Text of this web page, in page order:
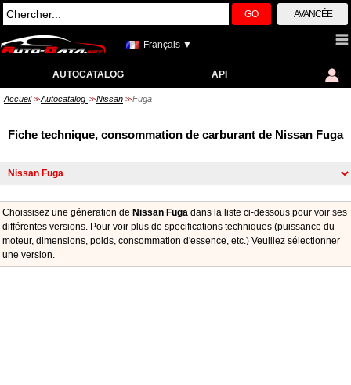
GO AVANCÉE
Français ▼
AUTOCATALOG API
Accueil >> Autocatalog >> Nissan >> Fuga
Fiche technique, consommation de carburant de Nissan Fuga
Choissisez une géneration de Nissan Fuga dans la liste ci-dessous pour voir ses
différentes versions. Pour voir plus de specifications techniques (puissance du
moteur, dimensions, poids, consommation d'essence, etc.) Veuillez sélectionner
une version.